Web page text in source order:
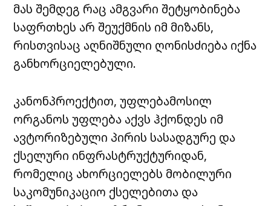
მას შემდეგ რაც ამგვარი შეტყობინება
საფრთხეს არ შეუქმნის იმ მიზანს,
რისთვისაც აღნიშნული ღონისძიება იქნა
განხორციელებული.
კანონპროექტით, უფლებამოსილ
ორგანოს უფლება აქვს ჰქონდეს იმ
ავტორიზებული პირის სასადგურე და
ქსელური ინფრასტრუქტურიდან,
რომელიც ახორციელებს მობილური
საკომუნიკაციო ქსელებითა და